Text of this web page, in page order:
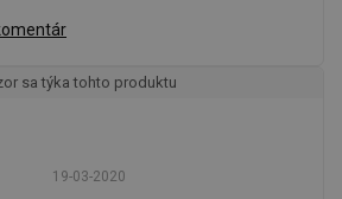
sa týka tohto produktu
19-03-2020